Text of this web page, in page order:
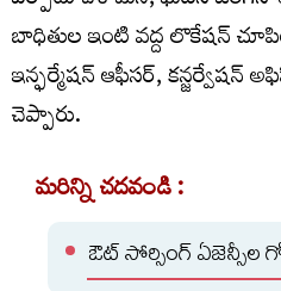
బాధితుల ఇంటి వద్ద లొకేషన్‌
ఇన్ఫర్మేషన్‌ ఆఫీసర్‌,
చెప్పారు.
మరిన్ని చదవండి :
ఔట్ సోర్సింగ్